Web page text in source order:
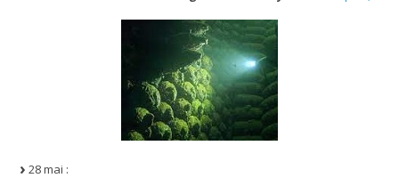
28 mai :